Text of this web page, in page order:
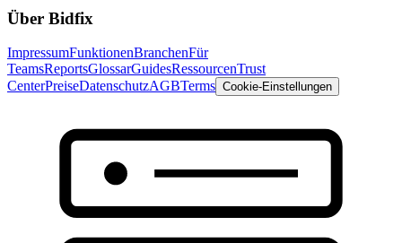
Über Bidfix
ImpressumFunktionenBranchenFür
TeamsReportsGlossarGuidesRessourcenTrust
CenterPreiseDatenschutzAGBTerms Cookie-Einstellungen